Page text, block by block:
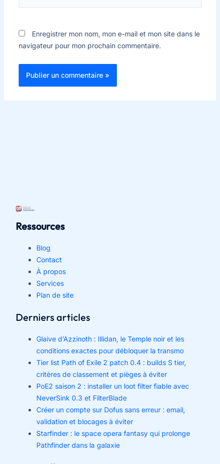
Enregistrer mon nom, mon e-mail et mon site dans le
navigateur pour mon prochain commentaire.
Ressources
Blog
Contact
À propos
Services
Plan de site
Derniers articles
Glaive d’Azzinoth : Illidan, le Temple noir et les
conditions exactes pour débloquer la transmo
Tier list Path of Exile 2 patch 0.4 : builds S tier,
critères de classement et pièges à éviter
PoE2 saison 2 : installer un loot filter fiable avec
NeverSink 0.3 et FilterBlade
Créer un compte sur Dofus sans erreur : email,
validation et blocages à éviter
Starfinder : le space opera fantasy qui prolonge
Pathfinder dans la galaxie